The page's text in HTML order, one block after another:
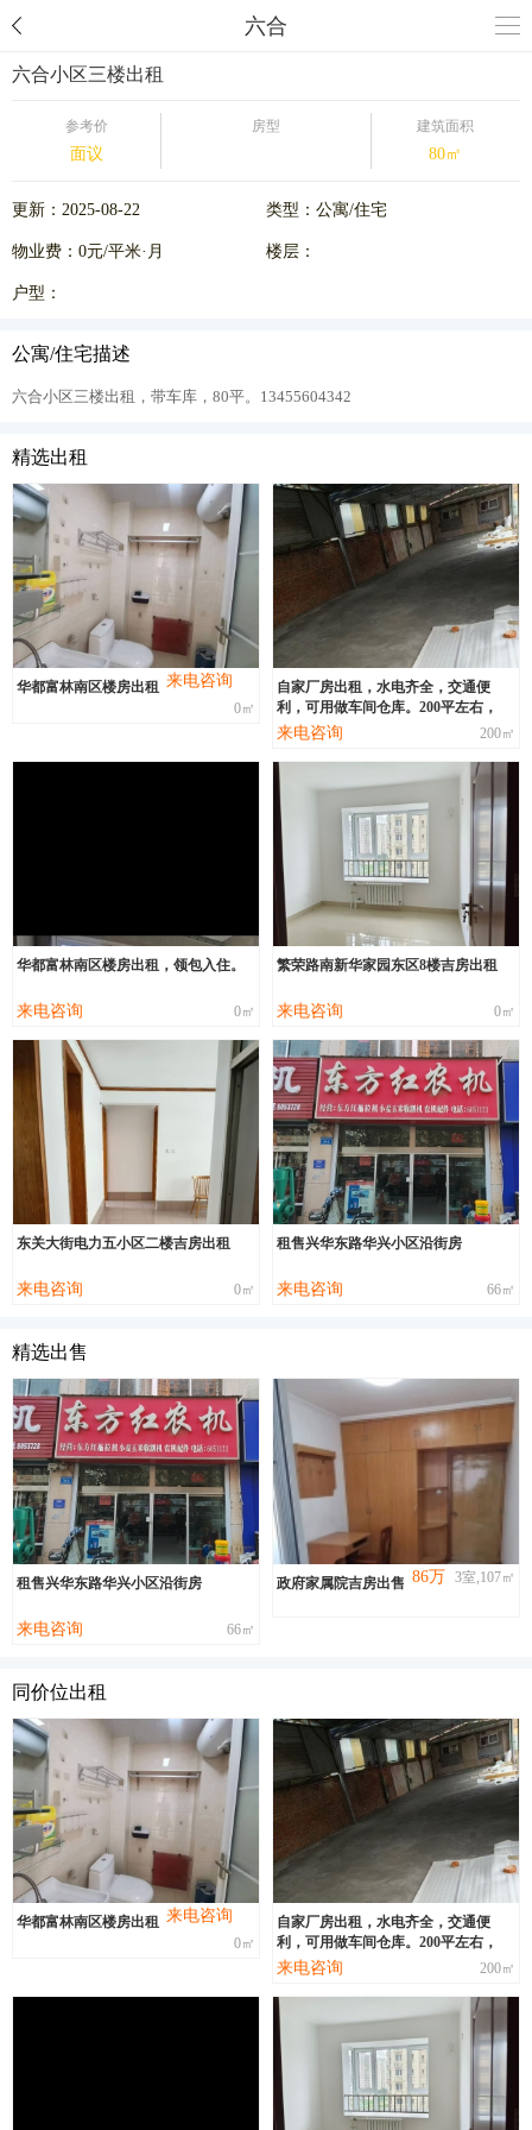
六合
六合小区三楼出租
参考价
面议
房型 建筑面积
80㎡
更新：2025-08-22 类型：公寓/住宅
物业费：0元/平米·月 楼层：
户型：
公寓/住宅描述
六合小区三楼出租，带车库，80平。13455604342
精选出租
华都富林南区楼房出租 来电咨询
0㎡
自家厂房出租，水电齐全，交通便
利，可用做车间仓库。200平左右，
来电咨询 200㎡
华都富林南区楼房出租，领包入住。
来电咨询 0㎡
繁荣路南新华家园东区8楼吉房出租
来电咨询 0㎡
东关大街电力五小区二楼吉房出租
来电咨询 0㎡
租售兴华东路华兴小区沿街房
来电咨询 66㎡
精选出售
租售兴华东路华兴小区沿街房
来电咨询 66㎡
政府家属院吉房出售 86万 3室,107㎡
同价位出租
华都富林南区楼房出租 来电咨询
0㎡
自家厂房出租，水电齐全，交通便
利，可用做车间仓库。200平左右，
来电咨询 200㎡